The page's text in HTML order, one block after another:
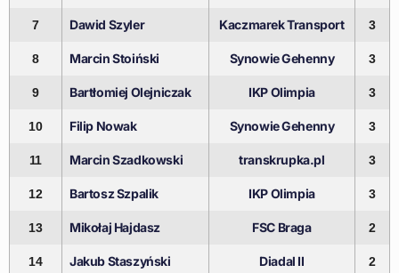
7 Dawid Szyler Kaczmarek Transport 3
8 Marcin Stoiński Synowie Gehenny 3
9 Bartłomiej Olejniczak IKP Olimpia 3
10 Filip Nowak Synowie Gehenny 3
11 Marcin Szadkowski transkrupka.pl 3
12 Bartosz Szpalik IKP Olimpia 3
13 Mikołaj Hajdasz FSC Braga 2
14 Jakub Staszyński Diadal II 2